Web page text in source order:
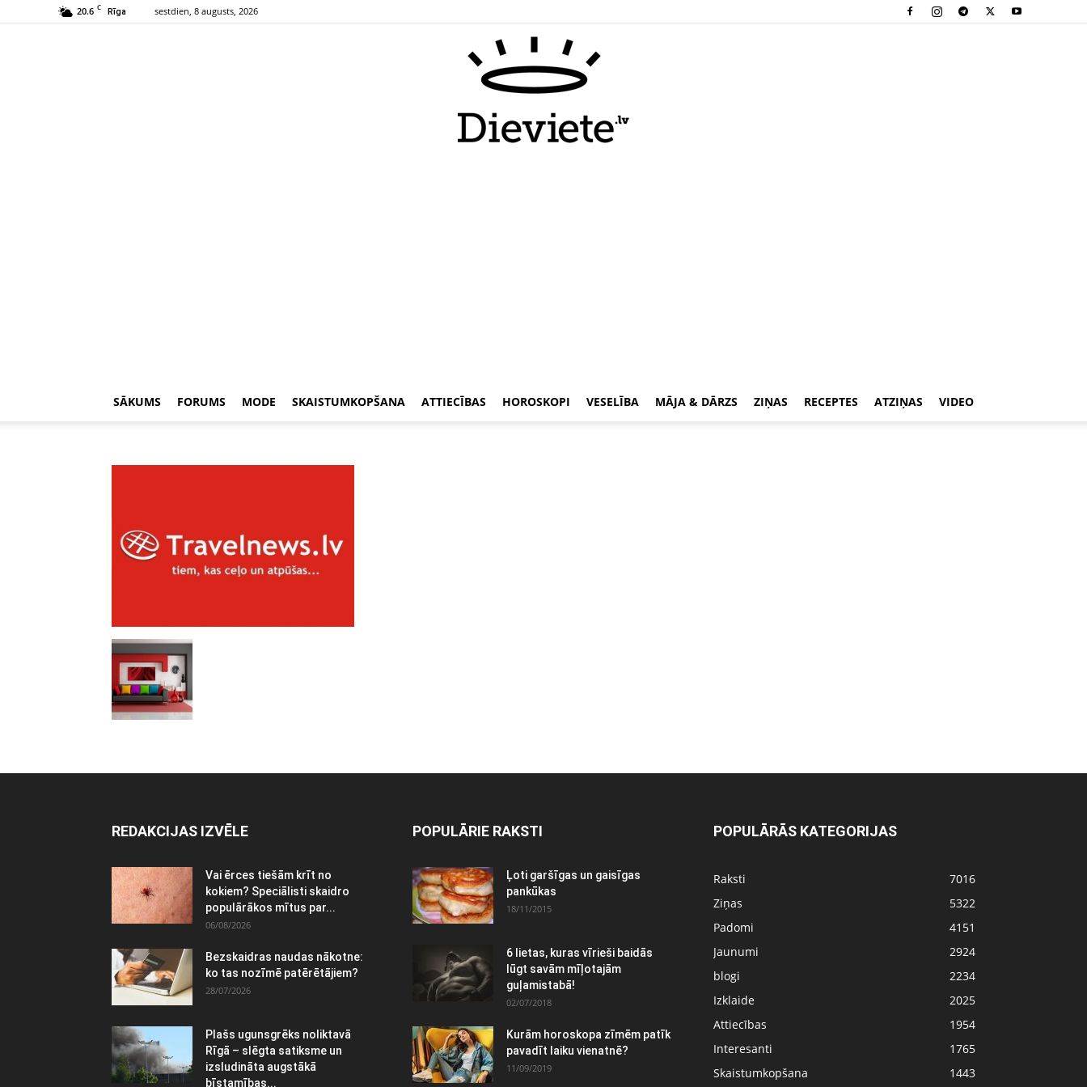
20.6 C Rīga sestdien, 8 augusts, 2026
SĀKUMS FORUMS MODE SKAISTUMKOPŠANA ATTIECĪBAS HOROSKOPI VESELĪBA MĀJA & DĀRZS ZIŅAS RECEPTES ATZIŅAS VIDEO
REDAKCIJAS IZVĒLE
Vai ērces tiešām krīt no
kokiem? Speciālisti skaidro
populārākos mītus par...
06/08/2026
Bezskaidras naudas nākotne:
ko tas nozīmē patērētājiem?
28/07/2026
Plašs ugunsgrēks noliktavā
Rīgā – slēgta satiksme un
izsludināta augstākā
bīstamības...
POPULĀRIE RAKSTI
Ļoti garšīgas un gaisīgas
pankūkas
18/11/2015
6 lietas, kuras vīrieši baidās
lūgt savām mīļotajām
guļamistabā!
02/07/2018
Kurām horoskopa zīmēm patīk
pavadīt laiku vienatnē?
11/09/2019
POPULĀRĀS KATEGORIJAS
Raksti
7016
Ziņas
5322
Padomi
4151
Jaunumi
2924
blogi
2234
Izklaide
2025
Attiecības
1954
Interesanti
1765
Skaistumkopšana
1443